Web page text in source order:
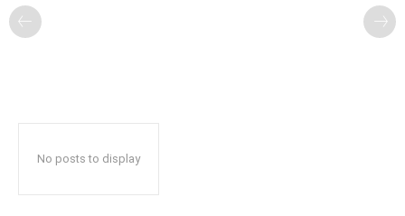
No posts to display